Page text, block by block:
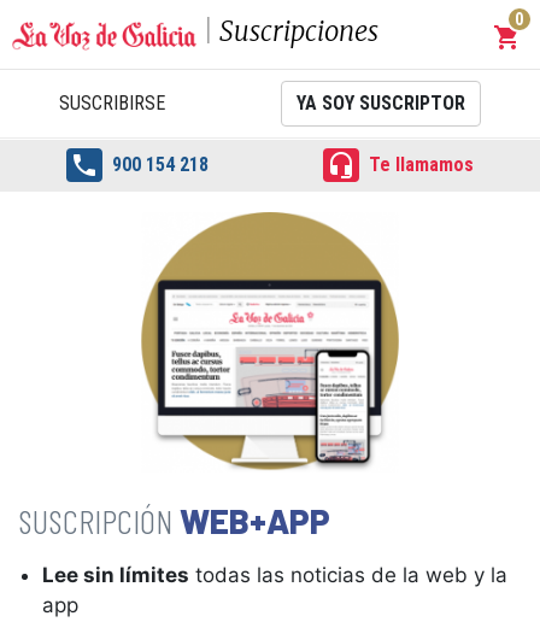
Suscripciones shopping_cart
0
SUSCRIBIRSE YA SOY SUSCRIPTOR
 900 154 218  Te llamamos
WEB+APP
Lee sin límites todas las noticias de la web y la
app